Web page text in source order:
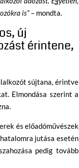
is”– mondta.
új
érintene,
sújtana, érintve
Elmondása szerint a
és előadóművészek
jutása esetén
pedig tovább